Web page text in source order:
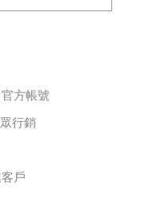
官方帳號
行銷
戶